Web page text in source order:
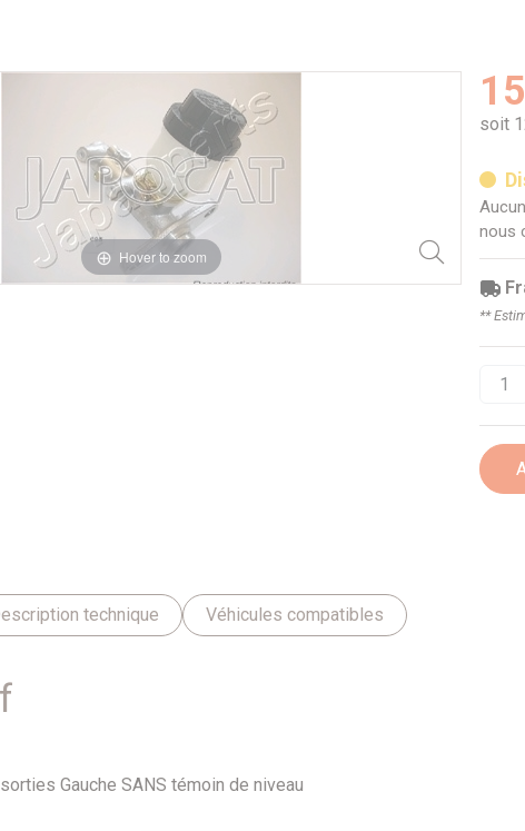
Hover to zoom
soit
nous
**
technique Véhicules compatibles
Gauche SANS témoin de niveau